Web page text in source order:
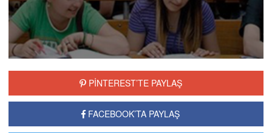
PİNTEREST’TE PAYLAŞ
FACEBOOK’TA PAYLAŞ